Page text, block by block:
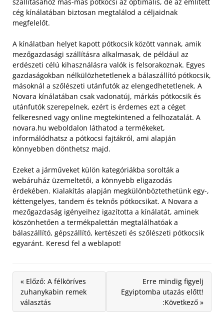
cég kínálatában biztosan megtalálod a céljaidnak
megfelelőt.
A kínálatban helyet kapott pótkocsik között vannak, amik
mezőgazdasági szállításra alkalmasak, de például az
erdészeti célú kihasználásra valók is felsorakoznak. Egyes
gazdaságokban nélkülözhetetlenek a bálaszállító pótkocsik,
másoknál a szőlészeti utánfutók az elengedhetetlenek. A
Novara kínálatában csak vadonatúj, márkás pótkocsik és
utánfutók szerepelnek, ezért is érdemes ezt a céget
felkeresned vagy online megtekintened a felhozatalát. A
novara.hu weboldalon láthatod a termékeket,
informálódhatsz a pótkocsi fajtákról, ami alapján
könnyebben dönthetsz majd.
Ezeket a járműveket külön kategóriákba sorolták a
webáruház üzemeltetői, a könnyebb eligazodás
érdekében. Kialakítás alapján megkülönböztethetünk egy-,
kéttengelyes, tandem és teknős pótkocsikat. A Novara a
mezőgazdaság igényeihez igazította a kínálatát, aminek
köszönhetően a termékpalettán megtalálhatóak a
bálaszállító, gépszállító, kertészeti és szőlészeti pótkocsik
egyaránt. Keresd fel a weblapot!
« Előző: A félköríves
zuhanykabin remek
választás
Erre mindig figyelj
Egyiptomba utazás előtt!
:Következő »